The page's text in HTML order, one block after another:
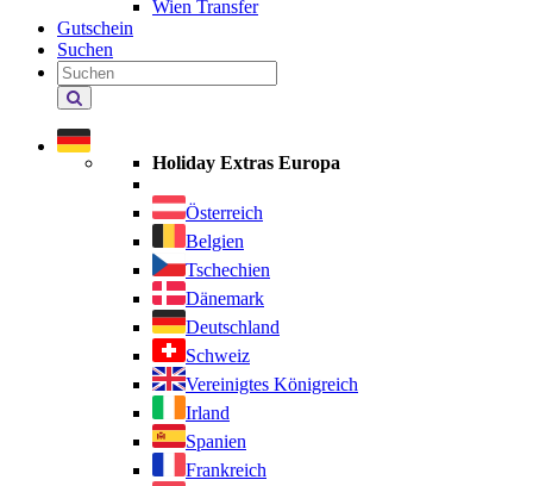
Wien Transfer
Gutschein
Suchen
Holiday
Extras
durchsuchen
Holiday Extras Europa
Österreich
Belgien
Tschechien
Dänemark
Deutschland
Schweiz
Vereinigtes Königreich
Irland
Spanien
Frankreich